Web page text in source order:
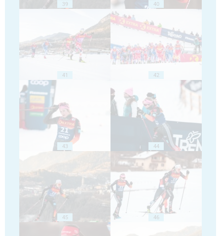
39 40
41 42
43 44
45 46